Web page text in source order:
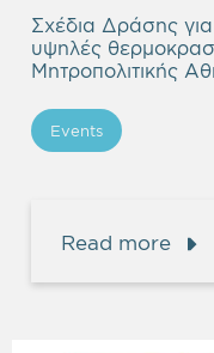
Σχέδια Δράσης
υψηλές
Μητροπολιτικής
Events
Read more